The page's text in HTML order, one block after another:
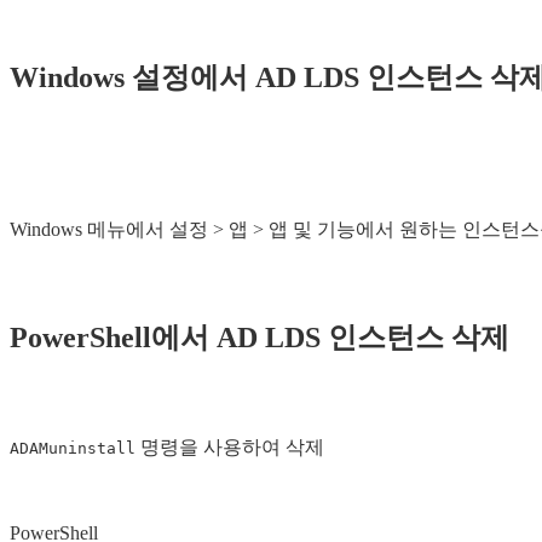
Windows 설정에서 AD LDS 인스턴스 삭제
Windows 메뉴에서 설정 > 앱 > 앱 및 기능에서 원하는 인스턴
PowerShell에서 AD LDS 인스턴스 삭제
ADAMuninstall 명령을 사용하여 삭제
PowerShell